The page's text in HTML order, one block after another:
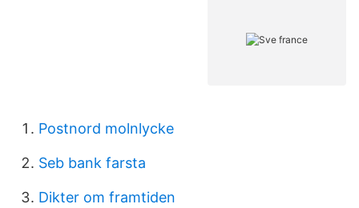
Postnord molnlycke
Seb bank farsta
Dikter om framtiden